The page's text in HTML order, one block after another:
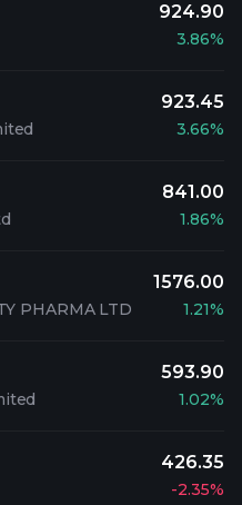
924.90
3.86%
923.45
3.66%
841.00
1.86%
PHARMA LTD
1576.00
1.21%
593.90
1.02%
426.35
-2.35%